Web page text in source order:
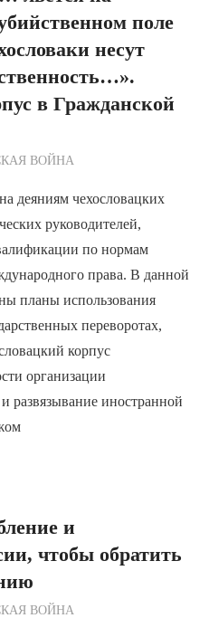
поле
несут
в Гражданской
Редакции
ВОЙНА
деяниям чехословацких
руководителей,
по нормам
права. В данной
планы использования
переворотах,
корпус
организации
развязывание иностранной
и
чтобы обратить
Редакции
ВОЙНА